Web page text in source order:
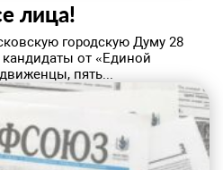
лица!
городскую Думу 28
от «Единой
пять...